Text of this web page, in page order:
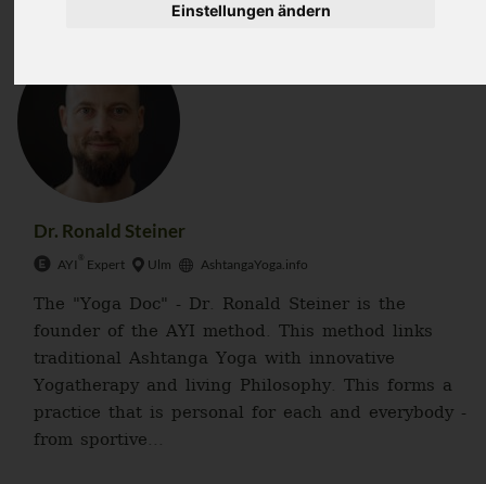
Einstellungen ändern
Dr. Ronald Steiner
AYI ® Expert Ulm AshtangaYoga.info
The "Yoga Doc" - Dr. Ronald Steiner is the
founder of the AYI method. This method links
traditional Ashtanga Yoga with innovative
Yogatherapy and living Philosophy. This forms a
practice that is personal for each and everybody -
from sportive...